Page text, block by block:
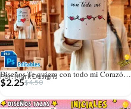
Diseños Te quiero con todo mi Corazón para Tazas
Por: Mark Designs
$4.50
$2.25